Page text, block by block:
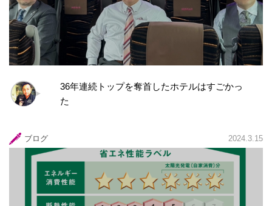
36年連続トップを奪首したホテルはすごかっ
た
ブログ 2024.3.15